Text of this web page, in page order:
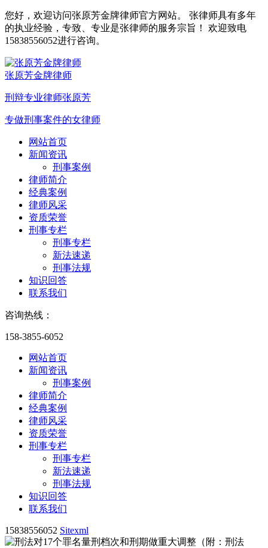
您好，欢迎访问张原芳金牌律师官方网站。 张律师具有多年
的执业经验，专致、专业是张律师的服务宗旨！ 欢迎致电
15838556052进行咨询。
张原芳金牌律师
刑辩专业律师张原芳
专做刑事案件的女律师
网站首页
新闻资讯
刑事案例
律师简介
经典案例
律师风采
资质荣誉
刑事专栏
刑事专栏
新法速递
刑事法规
知识回答
联系我们
咨询热线：
158-3855-6052
网站首页
新闻资讯
刑事案例
律师简介
经典案例
律师风采
资质荣誉
刑事专栏
刑事专栏
新法速递
刑事法规
知识回答
联系我们
15838556052 Sitexml